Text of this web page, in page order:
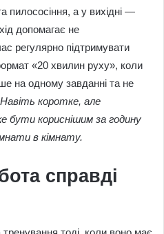
пилососіння, а у вихідні —
допомагає не
регулярно підтримувати
«20 хвилин руху», коли
на одному завданні та не
Навіть коротке, але
бути кориснішим за годину
в кімнату.
справді